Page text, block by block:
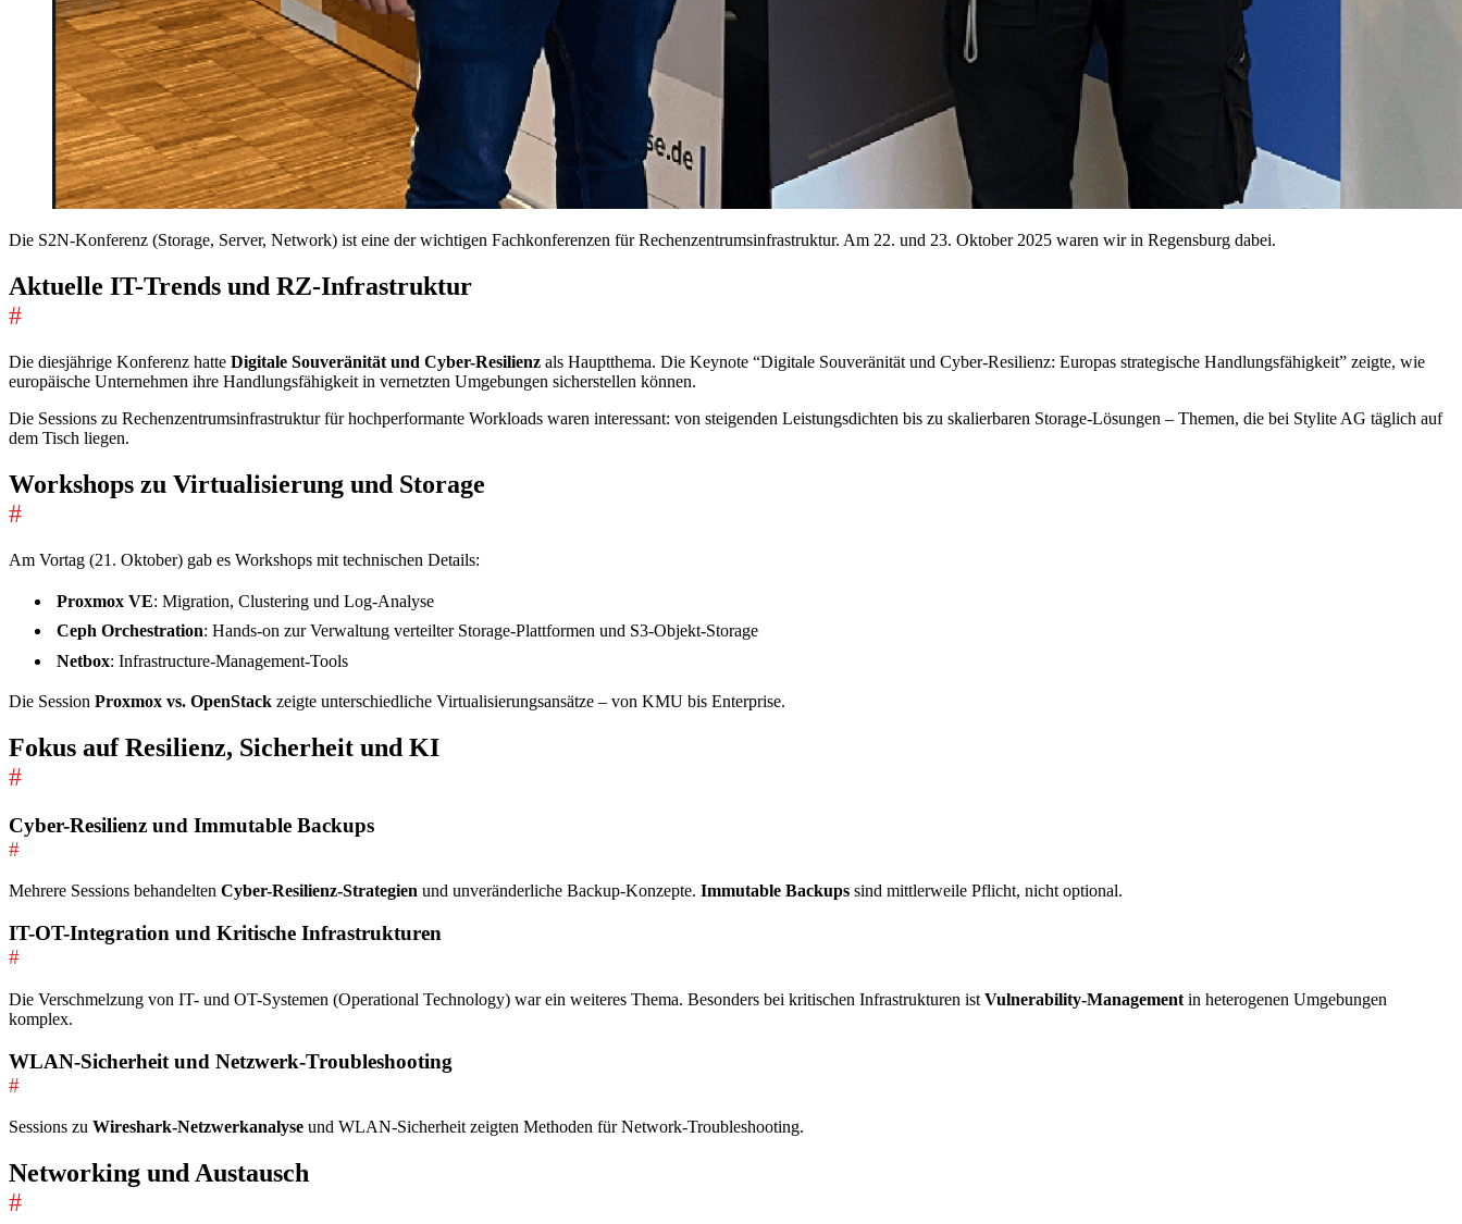
Die S2N-Konferenz (Storage, Server, Network) ist eine der wichtigen Fachkonferenzen für Rechenzentrumsinfrastruktur. Am 22. und 23. Oktober 2025 waren wir in Regensburg dabei.
Aktuelle IT-Trends und RZ-Infrastruktur
#
Die diesjährige Konferenz hatte Digitale Souveränität und Cyber-Resilienz als Hauptthema. Die Keynote “Digitale Souveränität und Cyber-Resilienz: Europas strategische Handlungsfähigkeit” zeigte, wie
europäische Unternehmen ihre Handlungsfähigkeit in vernetzten Umgebungen sicherstellen können.
Die Sessions zu Rechenzentrumsinfrastruktur für hochperformante Workloads waren interessant: von steigenden Leistungsdichten bis zu skalierbaren Storage-Lösungen – Themen, die bei Stylite AG täglich auf
dem Tisch liegen.
Workshops zu Virtualisierung und Storage
#
Am Vortag (21. Oktober) gab es Workshops mit technischen Details:
Proxmox VE: Migration, Clustering und Log-Analyse
Ceph Orchestration: Hands-on zur Verwaltung verteilter Storage-Plattformen und S3-Objekt-Storage
Netbox: Infrastructure-Management-Tools
Die Session Proxmox vs. OpenStack zeigte unterschiedliche Virtualisierungsansätze – von KMU bis Enterprise.
Fokus auf Resilienz, Sicherheit und KI
#
Cyber-Resilienz und Immutable Backups
#
Mehrere Sessions behandelten Cyber-Resilienz-Strategien und unveränderliche Backup-Konzepte. Immutable Backups sind mittlerweile Pflicht, nicht optional.
IT-OT-Integration und Kritische Infrastrukturen
#
Die Verschmelzung von IT- und OT-Systemen (Operational Technology) war ein weiteres Thema. Besonders bei kritischen Infrastrukturen ist Vulnerability-Management in heterogenen Umgebungen
komplex.
WLAN-Sicherheit und Netzwerk-Troubleshooting
#
Sessions zu Wireshark-Netzwerkanalyse und WLAN-Sicherheit zeigten Methoden für Network-Troubleshooting.
Networking und Austausch
#